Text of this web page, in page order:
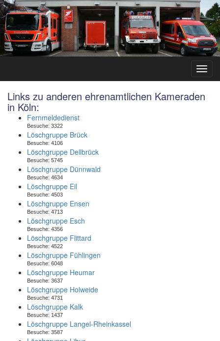
Links zu anderen ehrenamtlichen Kameraden
in Köln:
Fernmeldedienst
Besuche: 3322
Löschgruppe Brück
Besuche: 4106
Löschgruppe Dellbrück
Besuche: 5745
Löschgruppe Dünnwald
Besuche: 4634
Löschgruppe Eil
Besuche: 4503
Löschgruppe Ensen
Besuche: 4713
Löschgruppe Esch
Besuche: 4356
Löschgruppe Flittard
Besuche: 4522
Löschgruppe Fühlingen
Besuche: 6048
Löschgruppe Heumar
Besuche: 3637
Löschgruppe Holweide
Besuche: 4731
Löschgruppe Kalk
Besuche: 1437
Löschgruppe Langel-Rheinkassel
Besuche: 3587